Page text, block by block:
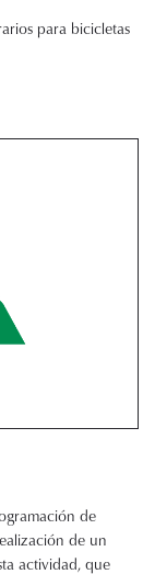
para bicicletas
de
de un
actividad, que